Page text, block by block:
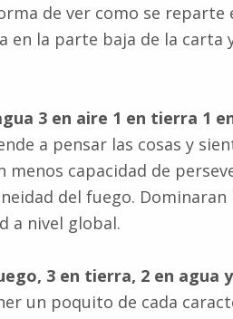
de ver como se reparte
en la parte baja de la carta
3 en aire 1 en tierra 1
a pensar las cosas y
menos capacidad de
del fuego.
a nivel global.
3 en tierra, 2 en agua
un poquito de cada